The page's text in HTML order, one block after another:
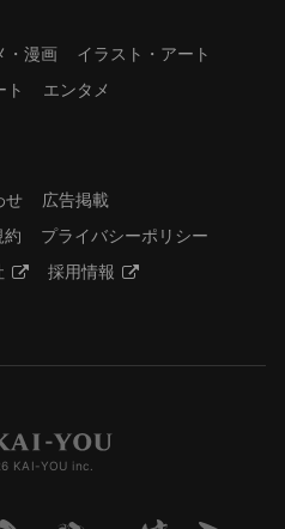
・漫画
イラスト・アート
ト エンタメ
せ
広告掲載
約
プライバシーポリシー
採用情報
KAI-YOU inc.